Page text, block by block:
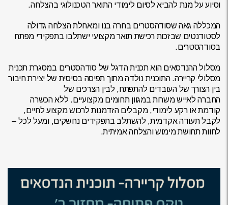
וסיוע על מנת להביא לסיום לימודי התואר הטכנולוגי בהצלחה.
המכללה גאה שסודהסטרים בחרה בנו ומאחלת הצלחה גדולה
לסטודנטים שבזכות רכישת תואר מקצועי ישתלבו בתפקידי מפתח
בסודהסטרים.
מסלול ההנדסאים הוא תכנית הדגל של סודהסטרים במסגרת תכנית
מסלולי קריירה. התוכנית נולדה מתוך תפיסה בסיסית של יצירת חיבור
בין הצורך של העובדים להתפתח, לבין הצרכים של
החברה לאייש משרות במגוון תחומים מקצועיים. ללא הכשרה
קודמת או רקע לימודי, מקבלים הזדמנות לרכוש מקצוע לחיים,
לקבל תעודה אקדמית, להשתלב בתפקידים נחשקים, ומעל לכל –
לחוות תחושת מימוש והצלחה אמיתית.